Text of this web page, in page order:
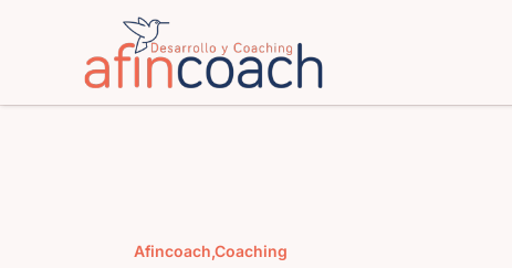
contenido
Afincoach,Coaching